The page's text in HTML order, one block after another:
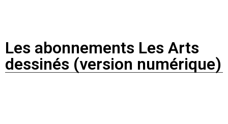
Les abonnements Les Arts
dessinés (version numérique)